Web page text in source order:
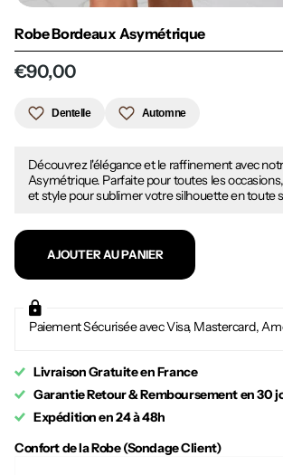
Robe Bordeaux Asymétrique
€90,00
Dentelle Automne
Découvrez l'élégance et le raffinement avec
Asymétrique. Parfaite pour toutes les
et style pour sublimer votre silhouette en toute
AJOUTER AU PANIER
Paiement Sécurisée avec Visa, Mastercard,
Livraison Gratuite en France
Garantie Retour & Remboursement en 30
Expédition en 24 à 48h
Confort de la Robe (Sondage Client)